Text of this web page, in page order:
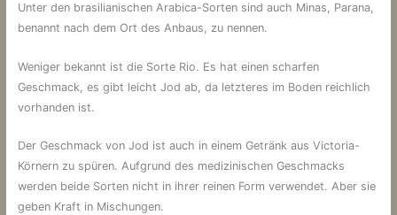
Unter den brasilianischen Arabica-Sorten sind auch Minas, Parana,
benannt nach dem Ort des Anbaus, zu nennen.
Weniger bekannt ist die Sorte Rio. Es hat einen scharfen
Geschmack, es gibt leicht Jod ab, da letzteres im Boden reichlich
vorhanden ist.
Der Geschmack von Jod ist auch in einem Getränk aus Victoria-
Körnern zu spüren. Aufgrund des medizinischen Geschmacks
werden beide Sorten nicht in ihrer reinen Form verwendet. Aber sie
geben Kraft in Mischungen.